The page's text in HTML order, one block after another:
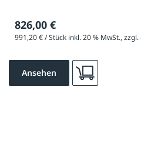
826,00 €
Ansehen